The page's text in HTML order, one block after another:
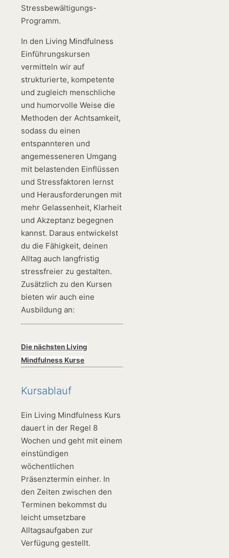
Stressbewältigungs-
Programm.
In den Living Mindfulness
Einführungskursen
vermitteln wir auf
strukturierte, kompetente
und zugleich menschliche
und humorvolle Weise die
Methoden der Achtsamkeit,
sodass du einen
entspannteren und
angemesseneren Umgang
mit belastenden Einflüssen
und Stressfaktoren lernst
und Herausforderungen mit
mehr Gelassenheit, Klarheit
und Akzeptanz begegnen
kannst. Daraus entwickelst
du die Fähigkeit, deinen
Alltag auch langfristig
stressfreier zu gestalten.
Zusätzlich zu den Kursen
bieten wir auch eine
Ausbildung an:
Die nächsten Living
Mindfulness Kurse
Kursablauf
Ein Living Mindfulness Kurs
dauert in der Regel 8
Wochen und geht mit einem
einstündigen
wöchentlichen
Präsenztermin einher. In
den Zeiten zwischen den
Terminen bekommst du
leicht umsetzbare
Alltagsaufgaben zur
Verfügung gestellt.